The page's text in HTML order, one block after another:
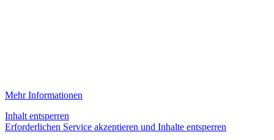
Mehr Informationen
Inhalt entsperren
Erforderlichen Service akzeptieren und Inhalte entsperren